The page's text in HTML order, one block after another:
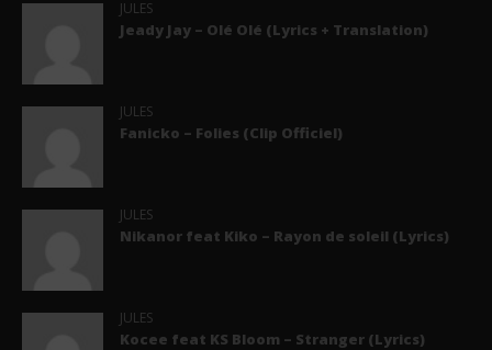
JULES
Jeady Jay – Olé Olé (Lyrics + Translation)
JULES
Fanicko – Folies (Clip Officiel)
JULES
Nikanor feat Kiko – Rayon de soleil (Lyrics)
JULES
Kocee feat KS Bloom – Stranger (Lyrics)